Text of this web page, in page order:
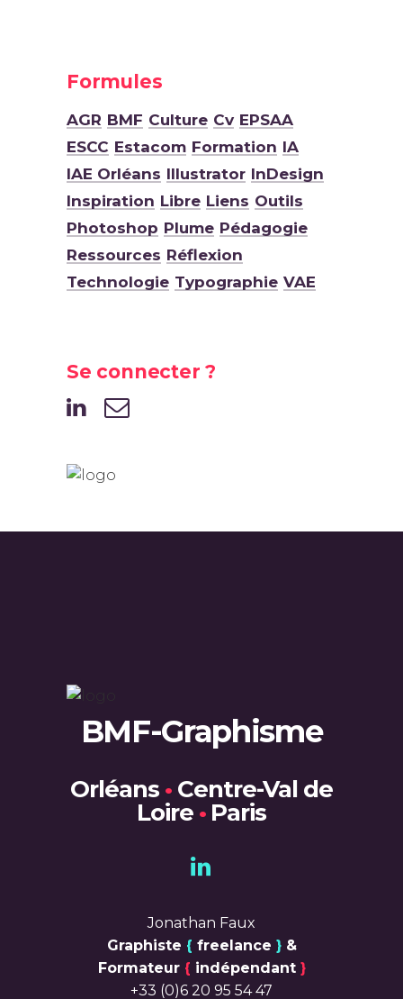
Formules
AGR BMF Culture Cv EPSAA
ESCC Estacom Formation IA
IAE Orléans Illustrator InDesign
Inspiration Libre Liens Outils
Photoshop Plume Pédagogie
Ressources Réflexion
Technologie Typographie VAE
Se connecter ?
BMF-Graphisme
Orléans • Centre-Val de
Loire •Paris
Jonathan Faux
Graphiste { freelance }&
Formateur { indépendant }
+33 (0)6 20 95 54 47